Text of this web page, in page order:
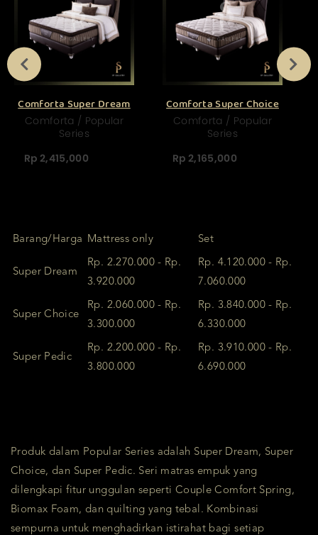
Comforta Super Dream
Comforta / Popular
Series
Rp 2,415,000
Comforta Super Choice
Comforta / Popular
Series
Rp 2,165,000
Barang/Harga Mattress only Set
Super Dream
Rp. 2.270.000 - Rp.
3.920.000
Rp. 4.120.000 - Rp.
7.060.000
Super Choice
Rp. 2.060.000 - Rp.
3.300.000
Rp. 3.840.000 - Rp.
6.330.000
Super Pedic
Rp. 2.200.000 - Rp.
3.800.000
Rp. 3.910.000 - Rp.
6.690.000
Produk dalam Popular Series adalah Super Dream, Super
Choice, dan Super Pedic. Seri matras empuk yang
dilengkapi fitur unggulan seperti Couple Comfort Spring,
Biomax Foam, dan quilting yang tebal. Kombinasi
sempurna untuk menghadirkan istirahat bagi setiap